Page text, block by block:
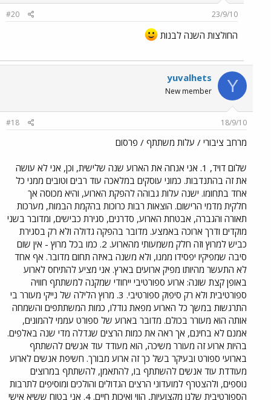
23/9/10
#20
החולצות השנה לבנות
Y
yuvalhets
New member
18/9/10
#18
מרחב ציבורי / עלות משתתף / פרסום
שלום דויד, 1. אני אנחה את הארוע שנה שלישית, וכן, אני לא עושה
את זה בהתנדבות. כמוני עוסקים במלאכה עוד רבים וטובים ממני כל
אחד בתחומו. ישנה עלות גבוהה להפקת הארוע, והיא מכוסה אך
חלקית מדמי הרישום. הוצאות רבות כרוכות בהקמת הבמות, מערכות
תאורה והגברה, אבטחת הארוע, סדרנים, סגירת כבישים, ומדובר בשני
מוקדים ודרך ארוכה באמצע. מדובר בהפקה גדולה ולא רק בסגירת
כביש למרוץ וזה חלק משמעותי מהארוע. 2. כמו בכל מרוץ - אין שום
סיבה שמפיקיו יפסידו ממנו, ולא משנה באיזה תחום מדובר. אף אחד
לא התעשר מהיותו מפיק ארועים בארץ. אני מציע להתיחס לארוע
באופן קצת שונה: ארוע ספורטיבי ייחודי שמקנה למשתתף חוויה
ספורטיבית ולא רק סיפוק ספורטיבי. 3. מרוץ הלילה של נייקי מעורר בי
התרגשות במשך כל הארוע מפאת גודלו, כמות המשתתפים והשמחה
אותה הוא מעורר בכולם. מדובר בארוע של ספורט עממי להמונים,
אמנם לא בחינם, אך ראה את כמות הרצים שגדלה מדי שנה באלפים.
בהיות ארוע זה מעורר משיכה, הוא מעודד עוד אנשים להשתתף
בארועי ספורט ובעיקר בשל כך זה ארוע מבורך. חשיפת אנשים לארוע
מעודדת עוד אנשים להשתתף בו, להתאמן, להשתתף במרוצים
נוספים, ולהצטרף למועדוני הרצים הגדולים והולכים ומוסיפים לתרבות
הספורטיבית שלנו מקצועיות, הווי ואיכות חיים. 4. אני בטוח ששיא אישי